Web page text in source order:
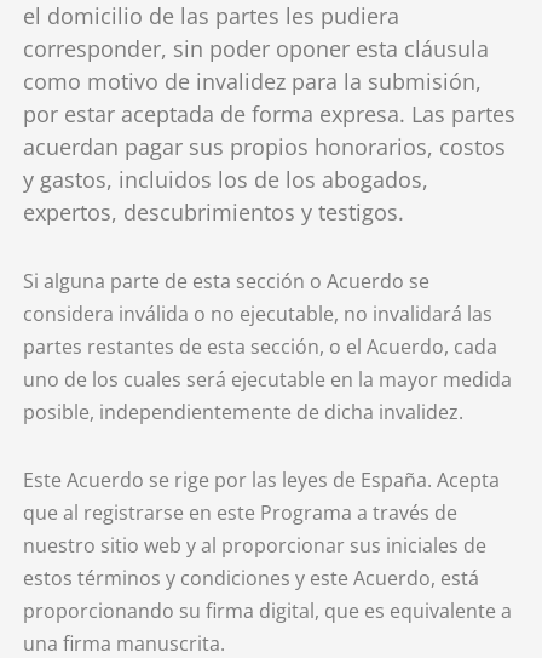
el domicilio de las partes les pudiera
corresponder, sin poder oponer esta cláusula
como motivo de invalidez para la submisión,
por estar aceptada de forma expresa. Las partes
acuerdan pagar sus propios honorarios, costos
y gastos, incluidos los de los abogados,
expertos, descubrimientos y testigos.
Si alguna parte de esta sección o Acuerdo se
considera inválida o no ejecutable, no invalidará las
partes restantes de esta sección, o el Acuerdo, cada
uno de los cuales será ejecutable en la mayor medida
posible, independientemente de dicha invalidez.
Este Acuerdo se rige por las leyes de España. Acepta
que al registrarse en este Programa a través de
nuestro sitio web y al proporcionar sus iniciales de
estos términos y condiciones y este Acuerdo, está
proporcionando su firma digital, que es equivalente a
una firma manuscrita.